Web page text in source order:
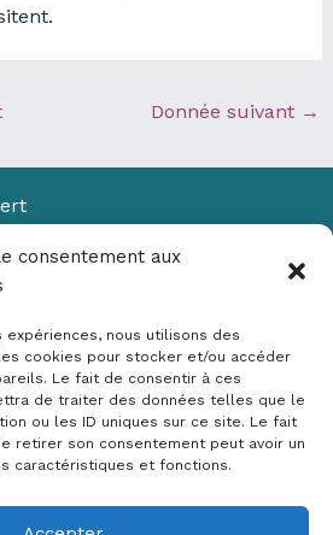
consentement aux
nous utilisons des
cookies pour stocker et/ou accéder
Le fait de consentir à ces
de traiter des données telles que le
ou les ID uniques sur ce site. Le fait
retirer son consentement peut avoir un
caractéristiques et fonctions.
Donnée suivant →